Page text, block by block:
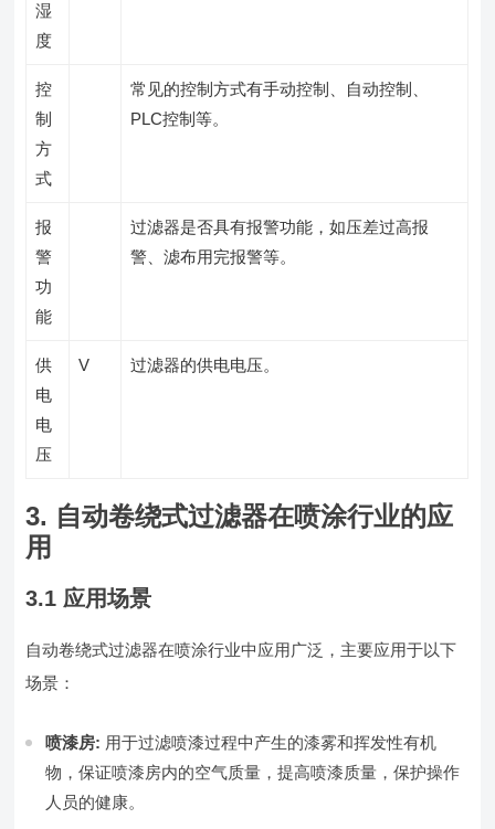
湿
度
控
制
方
式
常见的控制方式有手动控制、自动控制、
PLC控制等。
报
警
功
能
过滤器是否具有报警功能，如压差过高报
警、滤布用完报警等。
供
电
电
压
V 过滤器的供电电压。
3. 自动卷绕式过滤器在喷涂行业的应
用
3.1 应用场景
自动卷绕式过滤器在喷涂行业中应用广泛，主要应用于以下
场景：
喷漆房: 用于过滤喷漆过程中产生的漆雾和挥发性有机
物，保证喷漆房内的空气质量，提高喷漆质量，保护操作
人员的健康。